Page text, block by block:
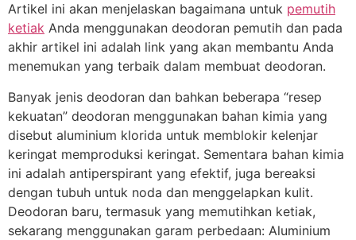
Artikel ini akan menjelaskan bagaimana untuk pemutih
ketiak Anda menggunakan deodoran pemutih dan pada
akhir artikel ini adalah link yang akan membantu Anda
menemukan yang terbaik dalam membuat deodoran.
Banyak jenis deodoran dan bahkan beberapa “resep
kekuatan” deodoran menggunakan bahan kimia yang
disebut aluminium klorida untuk memblokir kelenjar
keringat memproduksi keringat. Sementara bahan kimia
ini adalah antiperspirant yang efektif, juga bereaksi
dengan tubuh untuk noda dan menggelapkan kulit.
Deodoran baru, termasuk yang memutihkan ketiak,
sekarang menggunakan garam perbedaan: Aluminium